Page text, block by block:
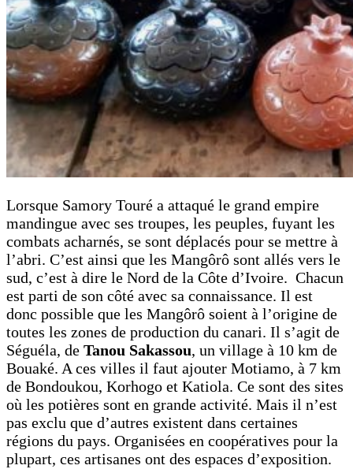
Lorsque Samory Touré a attaqué le grand empire
mandingue avec ses troupes, les peuples, fuyant les
combats acharnés, se sont déplacés pour se mettre à
l’abri. C’est ainsi que les Mangôrô sont allés vers le
sud, c’est à dire le Nord de la Côte d’Ivoire. Chacun
est parti de son côté avec sa connaissance. Il est
donc possible que les Mangôrô soient à l’origine de
toutes les zones de production du canari. Il s’agit de
Séguéla, de Tanou Sakassou, un village à 10 km de
Bouaké. A ces villes il faut ajouter Motiamo, à 7 km
de Bondoukou, Korhogo et Katiola. Ce sont des sites
où les potières sont en grande activité. Mais il n’est
pas exclu que d’autres existent dans certaines
régions du pays. Organisées en coopératives pour la
plupart, ces artisanes ont des espaces d’exposition.